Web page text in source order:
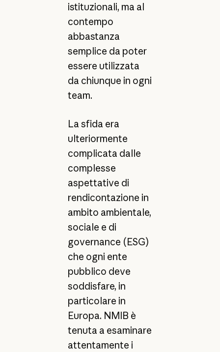
istituzionali, ma al
contempo
abbastanza
semplice da poter
essere utilizzata
da chiunque in ogni
team.
La sfida era
ulteriormente
complicata dalle
complesse
aspettative di
rendicontazione in
ambito ambientale,
sociale e di
governance (ESG)
che ogni ente
pubblico deve
soddisfare, in
particolare in
Europa. NMIB è
tenuta a esaminare
attentamente i